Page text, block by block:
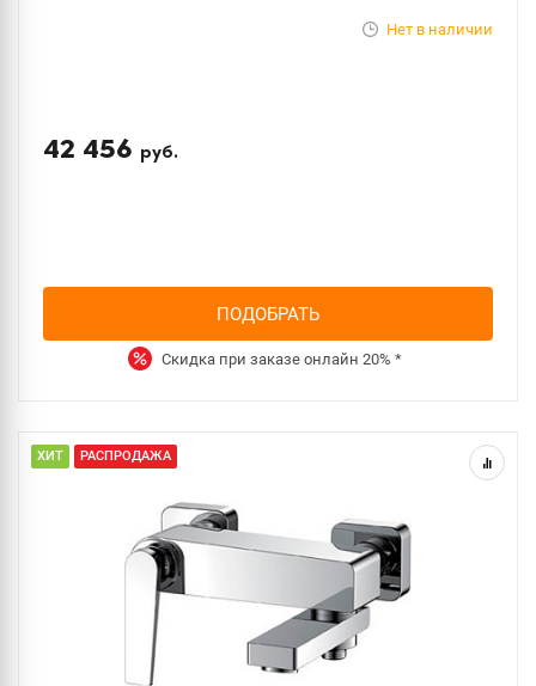
Нет в наличии
42 456 руб.
ПОДОБРАТЬ
Скидка при заказе онлайн 20% *
ХИТ РАСПРОДАЖА